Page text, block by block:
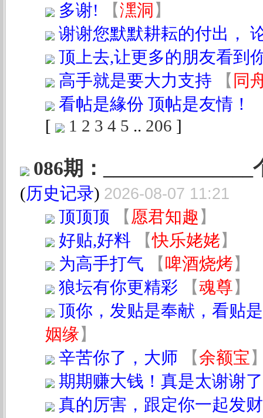
多谢!
【潶洞 】
谢谢您默默耕耘的付出，
顶上去,让更多的朋友看到
高手就是要大力支持
【 同
看帖是緣份 顶帖是友情！
[
1 2 3 4 5 .. 206 ]
086期：
(历史记录) 2026-08-07 11:21
顶顶顶 【 愿君知趣 】
好贴,好料
【快乐姥姥】
为高手打气
【啤酒烧烤】
狼坛有你更精彩
【魂尊】
顶你，发贴是奉献，看贴
姻缘】
辛苦你了，大师
【余额宝
期期赚大钱！真是太谢谢了
真的厉害，跟定你一起发财